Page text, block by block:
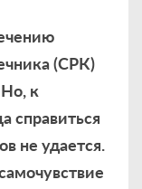
(СРК)
к
справиться
не удается.